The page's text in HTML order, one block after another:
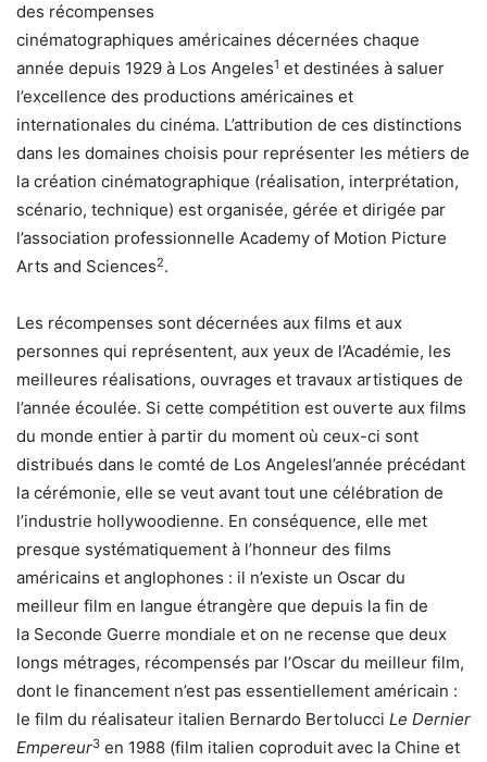
des récompenses
cinématographiques américaines décernées chaque
année depuis 1929 à Los Angeles1 et destinées à saluer
l’excellence des productions américaines et
internationales du cinéma. L’attribution de ces distinctions
dans les domaines choisis pour représenter les métiers de
la création cinématographique (réalisation, interprétation,
scénario, technique) est organisée, gérée et dirigée par
l’association professionnelle Academy of Motion Picture
Arts and Sciences2.
Les récompenses sont décernées aux films et aux
personnes qui représentent, aux yeux de l’Académie, les
meilleures réalisations, ouvrages et travaux artistiques de
l’année écoulée. Si cette compétition est ouverte aux films
du monde entier à partir du moment où ceux-ci sont
distribués dans le comté de Los Angelesl’année précédant
la cérémonie, elle se veut avant tout une célébration de
l’industrie hollywoodienne. En conséquence, elle met
presque systématiquement à l’honneur des films
américains et anglophones : il n’existe un Oscar du
meilleur film en langue étrangère que depuis la fin de
la Seconde Guerre mondiale et on ne recense que deux
longs métrages, récompensés par l’Oscar du meilleur film,
dont le financement n’est pas essentiellement américain :
le film du réalisateur italien Bernardo Bertolucci Le Dernier
Empereur3 en 1988 (film italien coproduit avec la Chine et